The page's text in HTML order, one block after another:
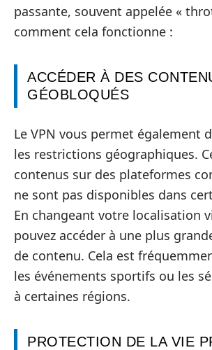
passante, souvent appelée «
comment cela fonctionne :
ACCÉDER À DES
GÉOBLOQUÉS
Le VPN vous permet également
les restrictions géographiques.
contenus sur des plateformes
ne sont pas disponibles dans
En changeant votre localisation
pouvez accéder à une plus
de contenu. Cela est
les événements sportifs ou les
à certaines régions.
PROTECTION DE LA VIE